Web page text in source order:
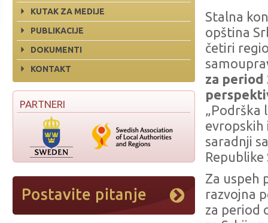
KUTAK ZA MEDIJE
PUBLIKACIJE
DOKUMENTI
KONTAKT
PARTNERI
Stalna
opština
četiri
za period
„Podrška
evropskih
saradnji
Republike
Za uspeh
razvojna
za period